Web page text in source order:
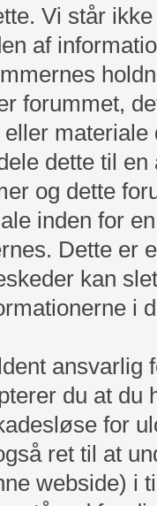
Vi står
af
forummet,
materiale
dette til
og dette
inden for
Dette er
kan
i
du at du
for
ret til at
webside) i